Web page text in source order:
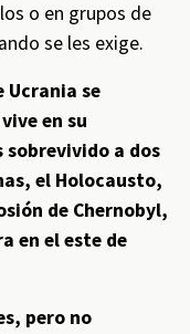
o en grupos de
se les exige.
Ucrania se
en su
a dos
el Holocausto,
de Chernobyl,
en el este de
pero no